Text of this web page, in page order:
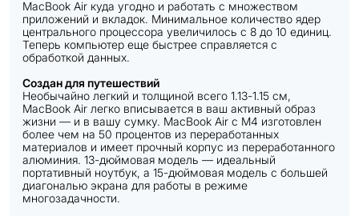
MacBook Air куда угодно и работать с множеством
приложений и вкладок. Минимальное количество ядер
центрального процессора увеличилось с 8 до 10 единиц.
Теперь компьютер еще быстрее справляется с
обработкой данных.
Создан для путешествий
Необычайно легкий и толщиной всего 1.13-1.15 см,
MacBook Air легко вписывается в ваш активный образ
жизни — и в вашу сумку. MacBook Air с M4 изготовлен
более чем на 50 процентов из переработанных
материалов и имеет прочный корпус из переработанного
алюминия. 13-дюймовая модель — идеальный
портативный ноутбук, а 15-дюймовая модель с большей
диагональю экрана для работы в режиме
многозадачности.